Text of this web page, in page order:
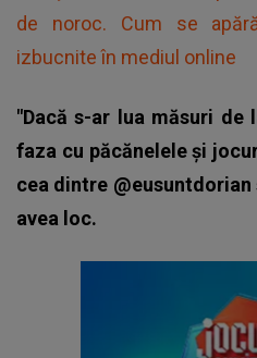
de noroc. Cum se
izbucnite în mediul online
"Dacă s-ar lua măsuri
faza cu păcănelele și
cea dintre
avea loc.